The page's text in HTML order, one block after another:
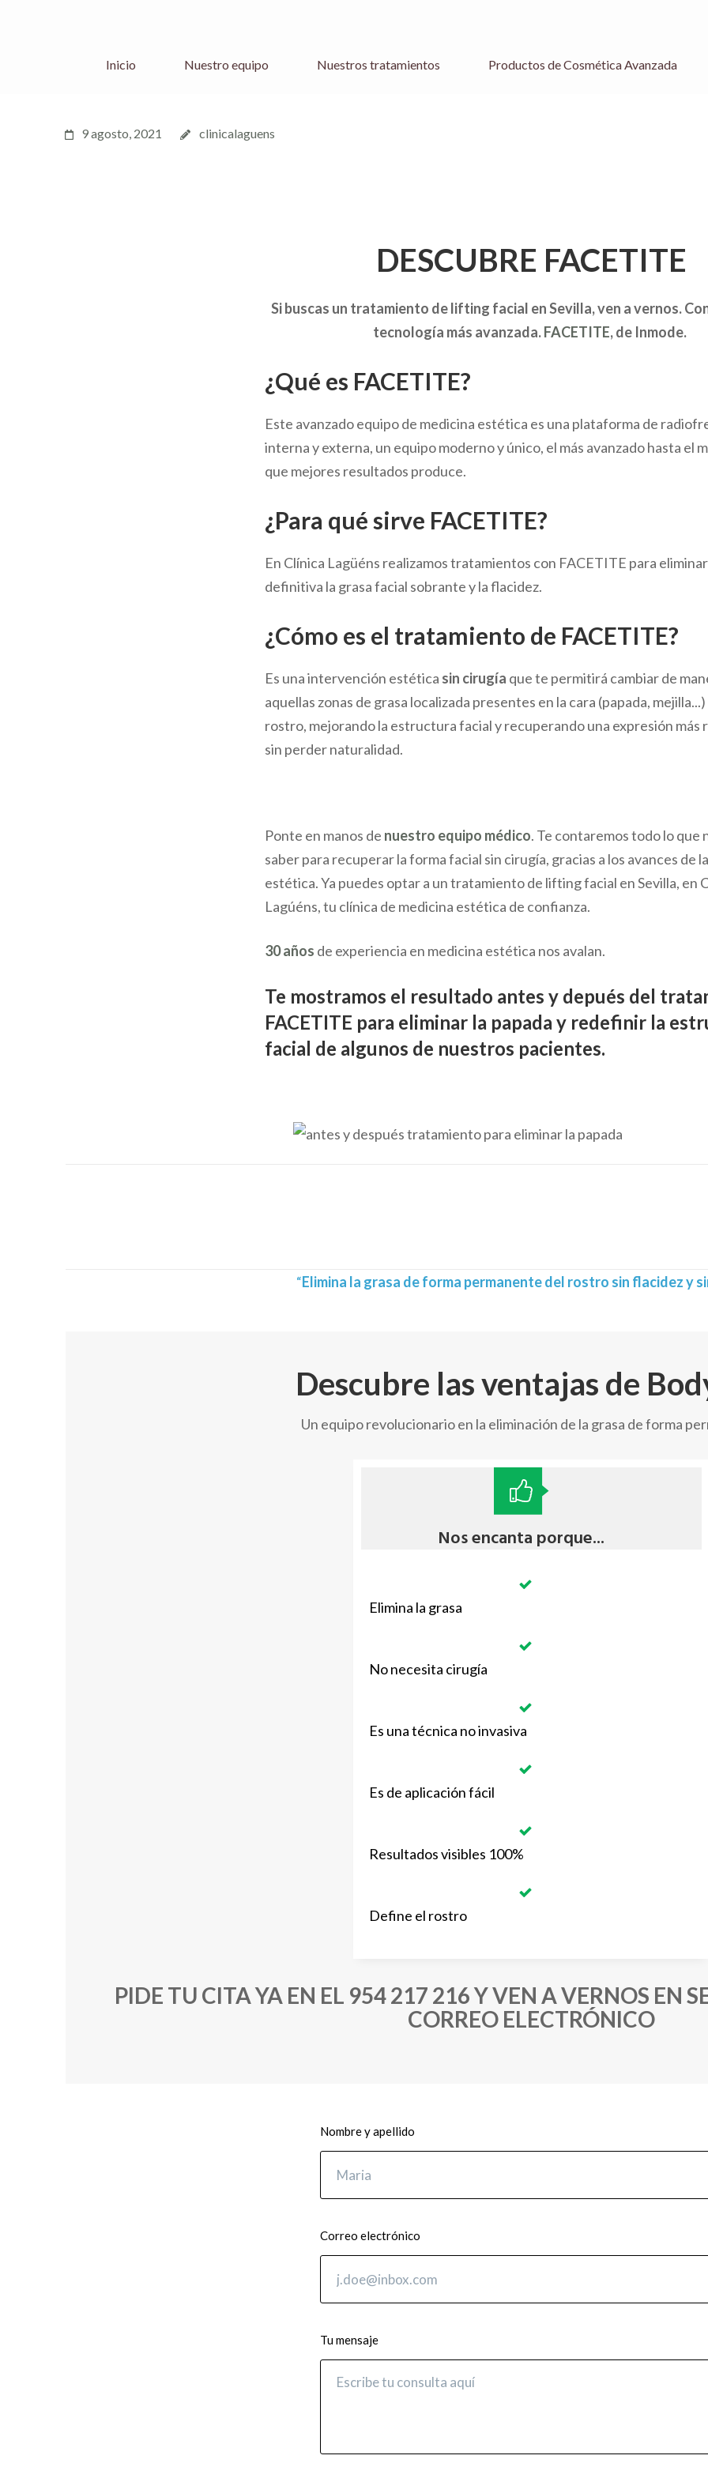
Inicio Nuestro equipo Nuestros tratamientos Productos de Cosmética Avanzada
9 agosto, 2021 clinicalaguens
DESCUBRE FACETITE
Si buscas un tratamiento de lifting facial en Sevilla, ven a vernos.
tecnología más avanzada.FACETITE, de Inmode.
¿Qué es FACETITE?
Este avanzado equipo de medicina estética es una plataforma de
interna y externa, un equipo moderno y único, el más avanzado hasta el
que mejores resultados produce.
¿Para qué sirve FACETITE?
En Clínica Lagüéns realizamos tratamientos con FACETITE para
definitiva la grasa facial sobrante y la flacidez.
¿Cómo es el tratamiento de FACETITE?
Es una intervención estética sin cirugía que te permitirá cambiar de
aquellas zonas de grasa localizada presentes en la cara (papada,
rostro, mejorando la estructura facial y recuperando una expresión más
sin perder naturalidad.
Ponte en manos de nuestro equipo médico. Te contaremos todo lo que
saber para recuperar la forma facial sin cirugía, gracias a los avances de
estética. Ya puedes optar a un tratamiento de lifting facial en Sevilla, en
Lagúéns, tu clínica de medicina estética de confianza.
30 años de experiencia en medicina estética nos avalan.
Te mostramos el resultado antes y depués del
FACETITE para eliminar la papada y redefinir la
facial de algunos de nuestros pacientes.
“Elimina la grasa de forma permanente del rostro sin flacidez y
Descubre las ventajas de
Un equipo revolucionario en la eliminación de la grasa de forma
Nos encanta porque...
Elimina la grasa
No necesita cirugía
Es una técnica no invasiva
Es de aplicación fácil
Resultados visibles 100%
Define el rostro
PIDE TU CITA YA EN EL 954 217 216 Y VEN A VERNOS EN
CORREO ELECTRÓNICO
Nombre y apellido
Correo electrónico
Tu mensaje